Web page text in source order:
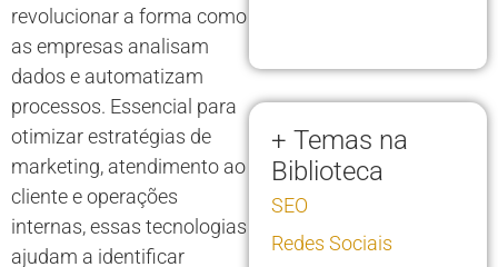
revolucionar a forma como
as empresas analisam
dados e automatizam
processos. Essencial para
otimizar estratégias de
marketing, atendimento ao
cliente e operações
internas, essas tecnologias
ajudam a identificar
+ Temas na
Biblioteca
SEO
Redes Sociais